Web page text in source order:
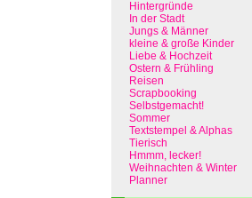
Hintergründe
In der Stadt
Jungs & Männer
kleine & große Kinder
Liebe & Hochzeit
Ostern & Frühling
Reisen
Scrapbooking
Selbstgemacht!
Sommer
Textstempel & Alphas
Tierisch
Hmmm, lecker!
Weihnachten & Winter
Planner